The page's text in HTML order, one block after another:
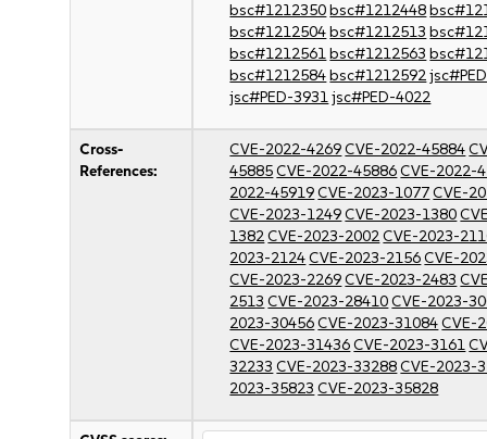
bsc#1212350bsc#1212448
bsc#1212504bsc#1212513
bsc#1212561bsc#1212563
bsc#1212584bsc#1212592
jsc#PED-3931jsc#PED-4022
Cross-
References:
CVE-2022-4269CVE-2022-45884
45885CVE-2022-45886CVE-2022-
2022-45919CVE-2023-1077CVE-
CVE-2023-1249CVE-2023-1380
1382CVE-2023-2002CVE-2023-
2023-2124CVE-2023-2156CVE-
CVE-2023-2269CVE-2023-2483
2513 CVE-2023-28410CVE-2023-
2023-30456CVE-2023-31084CVE-
CVE-2023-31436CVE-2023-3161
32233 CVE-2023-33288CVE-2023-
2023-35823 CVE-2023-35828